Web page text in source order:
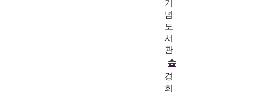
기
념
도
서
관
경
희